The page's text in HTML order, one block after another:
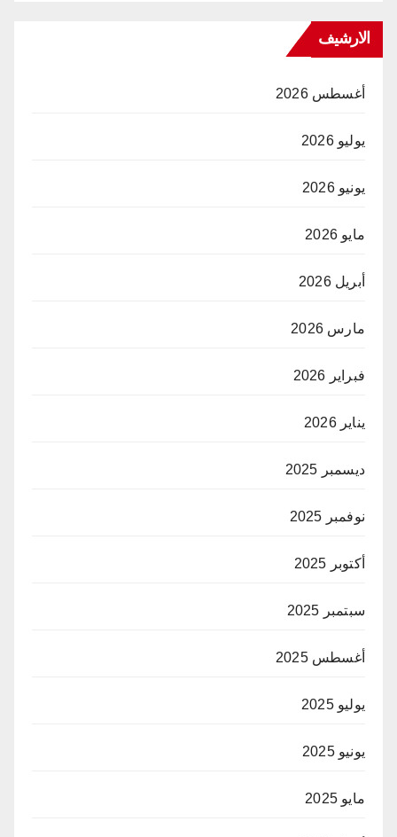
الارشيف
أغسطس 2026
يوليو 2026
يونيو 2026
مايو 2026
أبريل 2026
مارس 2026
فبراير 2026
يناير 2026
ديسمبر 2025
نوفمبر 2025
أكتوبر 2025
سبتمبر 2025
أغسطس 2025
يوليو 2025
يونيو 2025
مايو 2025